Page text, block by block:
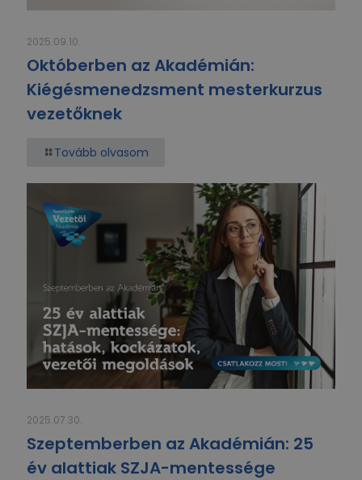
2025.09.10.
Októberben az Akadémián:
Kiégésmenedzsment mesterkurzus
vezetőknek
Tovább olvasom
2025.07.30.
Szeptemberben az Akadémián: 25
év alattiak SZJA-mentessége